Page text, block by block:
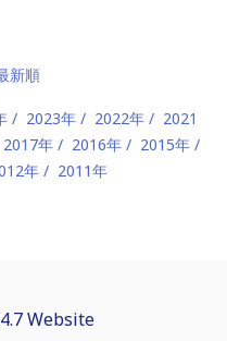
新順
2023年 2022年
2021
2017年 2016年
2015年
年 2011年
Website